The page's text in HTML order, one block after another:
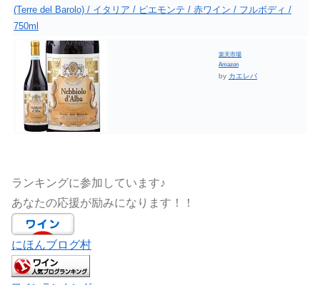
(Terre del Barolo) / イタリア / ピエモンテ / 赤ワイン / フルボディ /
750ml
楽天市場
Amazon
by カエレバ
ランキングに参加しています♪
あなたの応援が励みになります！！
にほんブログ村